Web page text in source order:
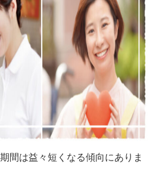
間は益々短くなる傾向にありま